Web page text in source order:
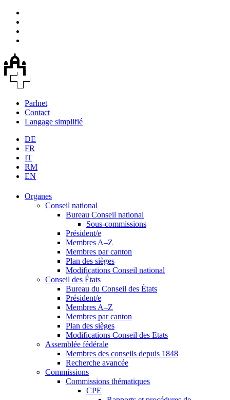
Parlnet
Contact
Langage simplifié
DE
FR
IT
RM
EN
Organes
Conseil national
Bureau Conseil national
Sous-commissions
Président/e
Membres A–Z
Membres par canton
Plan des sièges
Modifications Conseil national
Conseil des États
Bureau du Conseil des États
Président/e
Membres A–Z
Membres par canton
Plan des sièges
Modifications Conseil des Etats
Assemblée fédérale
Membres des conseils depuis 1848
Recherche avancée
Commissions
Commissions thématiques
CPE